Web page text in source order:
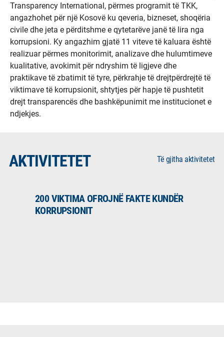
Transparency International, përmes programit të TKK,
angazhohet për një Kosovë ku qeveria, bizneset, shoqëria
civile dhe jeta e përditshme e qytetarëve janë të lira nga
korrupsioni. Ky angazhim gjatë 11 viteve të kaluara është
realizuar përmes monitorimit, analizave dhe hulumtimeve
kualitative, avokimit për ndryshim të ligjeve dhe
praktikave të zbatimit të tyre, përkrahje të drejtpërdrejtë të
viktimave të korrupsionit, shtytjes për hapje të pushtetit
drejt transparencës dhe bashkëpunimit me institucionet e
ndjekjes.
AKTIVITETET Të gjitha aktivitetet
200 VIKTIMA OFROJNË FAKTE KUNDËR
KORRUPSIONIT